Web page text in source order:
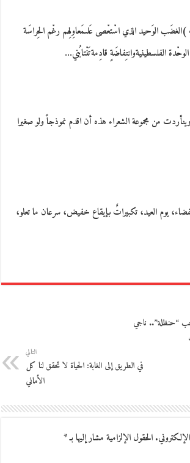
)الغضَب الوَحيد الذي اسْتعْصى عَلىمَعاوِلِهم رغْم الحِراسَة
الفلسطينيةوانتِفاضَةٍ قادِمةتَنْتابُني…
من مجموعة الشعراء هذه أن اقدم نموذجاً ولو صغيرا
يوم العيد، تكبيراتٌ بإيقاع خفيض، سرعان ما تعلو،
“حنظلة”.. ناجي
التالي
في الطريق إلى الغابة: الحياة لا تحقق لنا كل
الأماني
الحقول الإلزامية مشار إليها بـ*